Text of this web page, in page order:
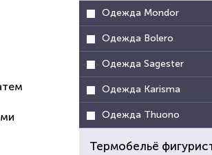
и
Одежда Mondor
Одежда Bolero
Одежда Sagester
Одежда Karisma
Одежда Thuono
Термобельё